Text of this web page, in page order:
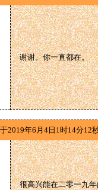
谢谢。你一直都在。
2019年6月4日1时14分12
很高兴能在二零一九